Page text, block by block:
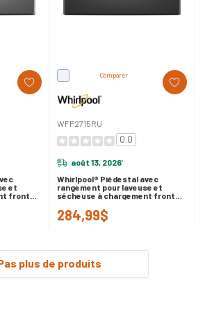
et
frontal,
Comparer
WFP2715RU
0.0
août 13, 2026*
Whirlpool® Piédestal avec
rangement pour laveuse et
sécheuse à chargement frontal,
284,99$
plus de produits